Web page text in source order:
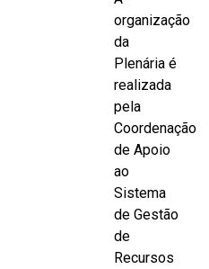
organização
da
Plenária é
realizada
pela
Coordenação
de Apoio
ao
Sistema
de Gestão
de
Recursos